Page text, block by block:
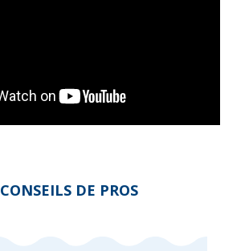
CONSEILS DE PROS